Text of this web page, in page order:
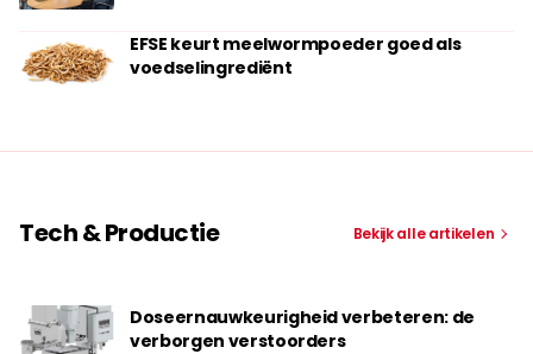
EFSE keurt meelwormpoeder goed als
voedselingrediënt
Tech & Productie Bekijk alle artikelen
Doseernauwkeurigheid verbeteren: de
verborgen verstoorders